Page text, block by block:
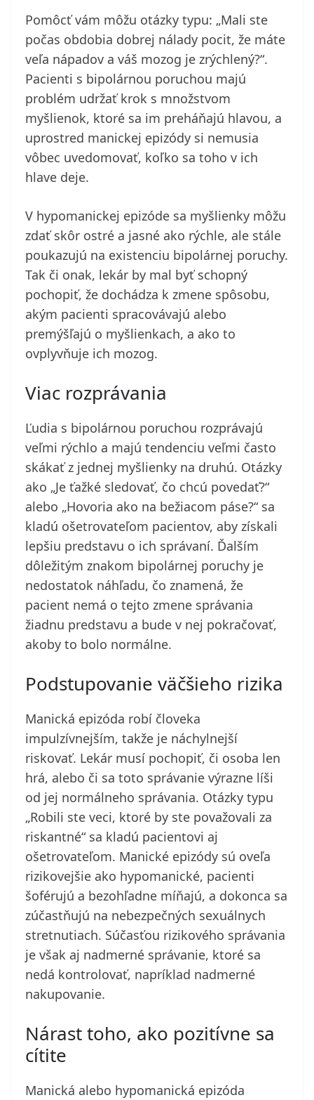
Pomôcť vám môžu otázky typu: „Mali ste
počas obdobia dobrej nálady pocit, že máte
veľa nápadov a váš mozog je zrýchlený?“.
Pacienti s bipolárnou poruchou majú
problém udržať krok s množstvom
myšlienok, ktoré sa im preháňajú hlavou, a
uprostred manickej epizódy si nemusia
vôbec uvedomovať, koľko sa toho v ich
hlave deje.
V hypomanickej epizóde sa myšlienky môžu
zdať skôr ostré a jasné ako rýchle, ale stále
poukazujú na existenciu bipolárnej poruchy.
Tak či onak, lekár by mal byť schopný
pochopiť, že dochádza k zmene spôsobu,
akým pacienti spracovávajú alebo
premýšľajú o myšlienkach, a ako to
ovplyvňuje ich mozog.
Viac rozprávania
Ľudia s bipolárnou poruchou rozprávajú
veľmi rýchlo a majú tendenciu veľmi často
skákať z jednej myšlienky na druhú. Otázky
ako „Je ťažké sledovať, čo chcú povedať?“
alebo „Hovoria ako na bežiacom páse?“ sa
kladú ošetrovateľom pacientov, aby získali
lepšiu predstavu o ich správaní. Ďalším
dôležitým znakom bipolárnej poruchy je
nedostatok náhľadu, čo znamená, že
pacient nemá o tejto zmene správania
žiadnu predstavu a bude v nej pokračovať,
akoby to bolo normálne.
Podstupovanie väčšieho rizika
Manická epizóda robí človeka
impulzívnejším, takže je náchylnejší
riskovať. Lekár musí pochopiť, či osoba len
hrá, alebo či sa toto správanie výrazne líši
od jej normálneho správania. Otázky typu
„Robili ste veci, ktoré by ste považovali za
riskantné“ sa kladú pacientovi aj
ošetrovateľom. Manické epizódy sú oveľa
rizikovejšie ako hypomanické, pacienti
šoférujú a bezohľadne míňajú, a dokonca sa
zúčastňujú na nebezpečných sexuálnych
stretnutiach. Súčasťou rizikového správania
je však aj nadmerné správanie, ktoré sa
nedá kontrolovať, napríklad nadmerné
nakupovanie.
Nárast toho, ako pozitívne sa
cítite
Manická alebo hypomanická epizóda